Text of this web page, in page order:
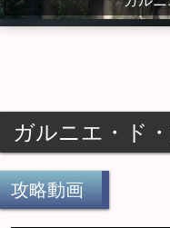
ガルニエ・ド
攻略動画